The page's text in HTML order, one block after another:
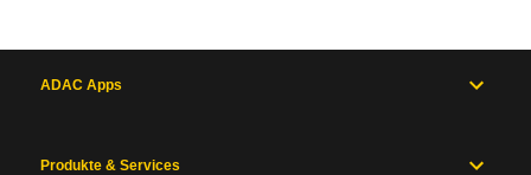
ADAC Apps
Produkte & Services